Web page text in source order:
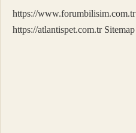
https://www.forumbilisim.com.tr
https://atlantispet.com.tr Sitemap